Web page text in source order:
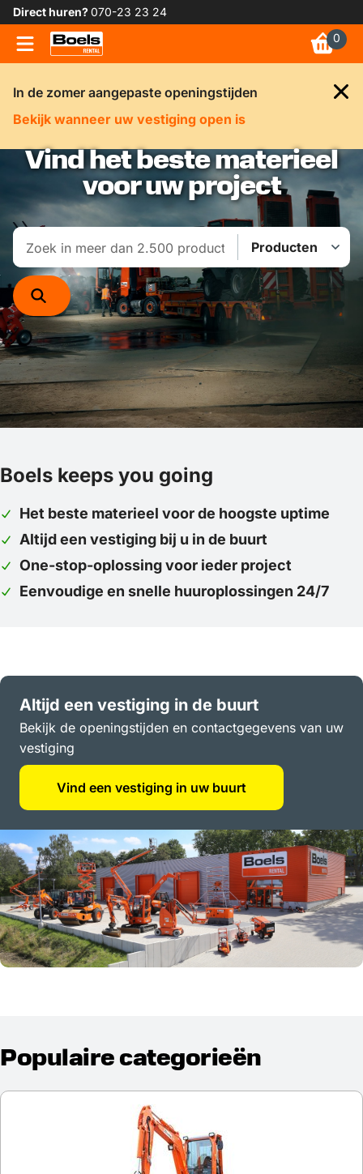
Direct huren?070-23 23 24
0
In de zomer aangepaste openingstijden
Bekijk wanneer uw vestiging open is
Vind het beste materieel
voor uw project
Boels keeps you going
Het beste materieel voor de hoogste uptime
Altijd een vestiging bij u in de buurt
One-stop-oplossing voor ieder project
Eenvoudige en snelle huuroplossingen 24/7
Altijd een vestiging in de buurt
Bekijk de openingstijden en contactgegevens van uw
vestiging
Vind een vestiging in uw buurt
Populaire categorieën